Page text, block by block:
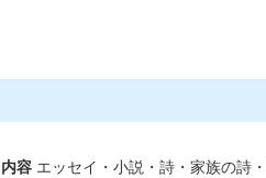
内容 エッセイ・小説・詩・家族の詩